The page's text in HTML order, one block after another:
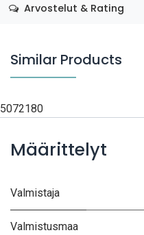
Arvostelut & Rating
Similar Products
5072180
Määrittelyt
Valmistaja
Valmistusmaa